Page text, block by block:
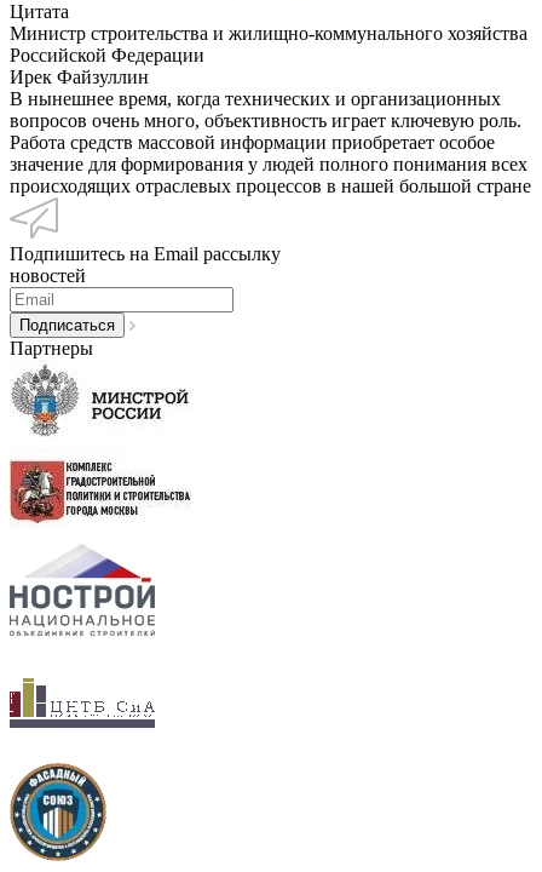
Цитата
Министр строительства и жилищно-коммунального хозяйства
Российской Федерации
Ирек Файзуллин
В нынешнее время, когда технических и организационных
вопросов очень много, объективность играет ключевую роль.
Работа средств массовой информации приобретает особое
значение для формирования у людей полного понимания всех
происходящих отраслевых процессов в нашей большой стране
Подпишитесь на Email рассылку
новостей
Партнеры